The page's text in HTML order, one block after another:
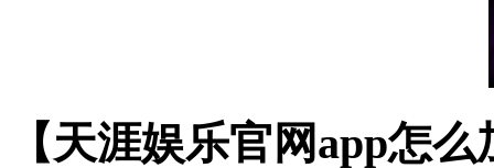
【天涯娱乐官网app怎